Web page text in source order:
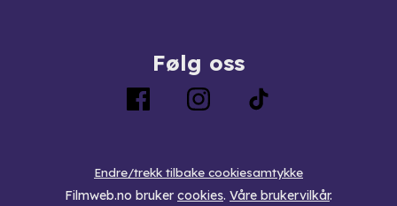
Følg oss
Endre/trekk tilbake cookiesamtykke
Filmweb.no bruker cookies. Våre brukervilkår.